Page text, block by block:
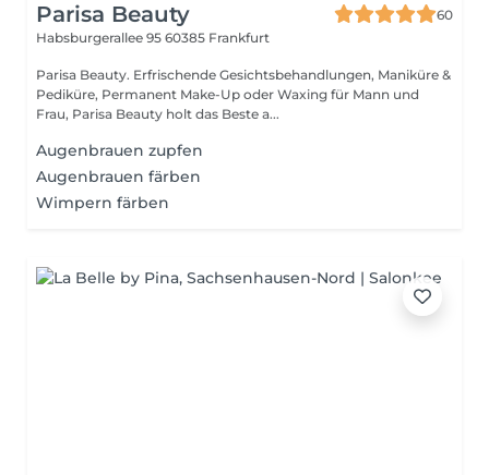
Parisa Beauty
60
Habsburgerallee 95 60385 Frankfurt
Parisa Beauty. Erfrischende Gesichtsbehandlungen, Maniküre &
Pediküre, Permanent Make-Up oder Waxing für Mann und
Frau, Parisa Beauty holt das Beste a...
Augenbrauen zupfen
Augenbrauen färben
Wimpern färben